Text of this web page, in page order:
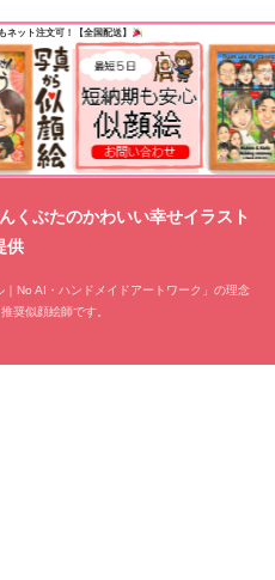
ネット注文可！【全国配送】
くぶたのかわいい幸せイラスト
供
No AI・ハンドメイドアートワーク」の理念
奨似顔絵師です。